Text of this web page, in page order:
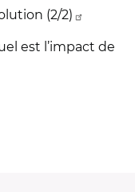
(2/2)
est l’impact de